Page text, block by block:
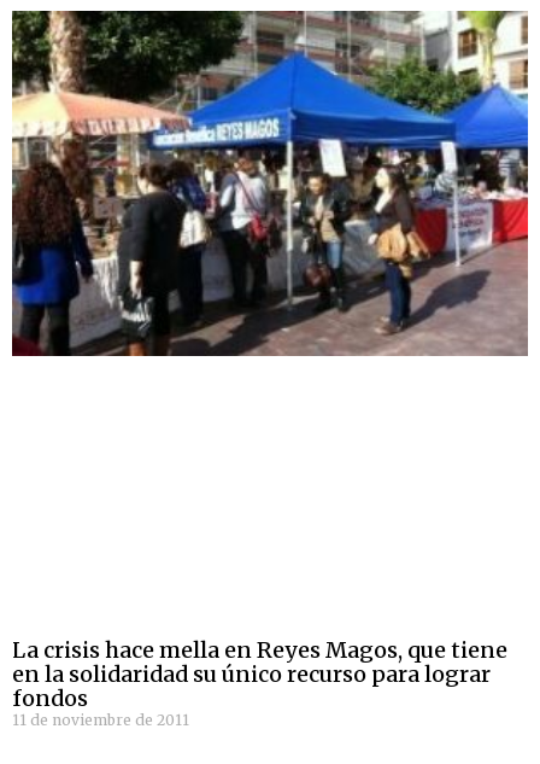
La crisis hace mella en Reyes Magos, que tiene
en la solidaridad su único recurso para lograr
fondos
11 de noviembre de 2011